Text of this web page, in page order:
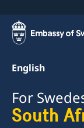
English
For
South